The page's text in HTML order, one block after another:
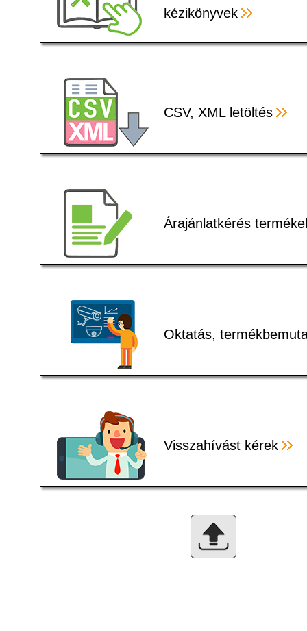
kézikönyvek
CSV, XML letöltés
Árajánlatkérés
Oktatás,
Visszahívást kérek